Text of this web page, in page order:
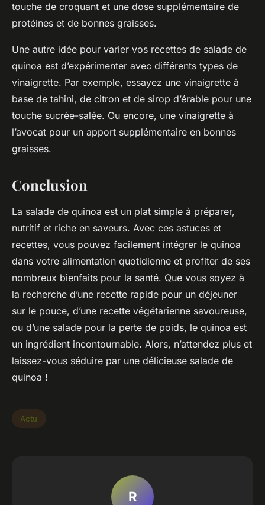
touche de croquant et une dose supplémentaire de
protéines et de bonnes graisses.
Une autre idée pour varier vos recettes de salade de
quinoa est d’expérimenter avec différents types de
vinaigrette. Par exemple, essayez une vinaigrette à
base de tahini, de citron et de sirop d’érable pour une
touche sucrée-salée. Ou encore, une vinaigrette à
l’avocat pour un apport supplémentaire en bonnes
graisses.
Conclusion
La salade de quinoa est un plat simple à préparer,
nutritif et riche en saveurs. Avec ces astuces et
recettes, vous pouvez facilement intégrer le quinoa
dans votre alimentation quotidienne et profiter de ses
nombreux bienfaits pour la santé. Que vous soyez à
la recherche d’une recette rapide pour un déjeuner
sur le pouce, d’une recette végétarienne savoureuse,
ou d’une salade pour la perte de poids, le quinoa est
un ingrédient incontournable. Alors, n’attendez plus et
laissez-vous séduire par une délicieuse salade de
quinoa !
Actu
R